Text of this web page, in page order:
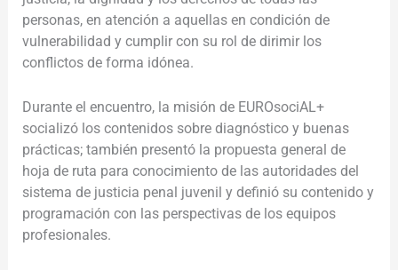
personas, en atención a aquellas en condición de
vulnerabilidad y cumplir con su rol de dirimir los
conflictos de forma idónea.
Durante el encuentro, la misión de EUROsociAL+
socializó los contenidos sobre diagnóstico y buenas
prácticas; también presentó la propuesta general de
hoja de ruta para conocimiento de las autoridades del
sistema de justicia penal juvenil y definió su contenido y
programación con las perspectivas de los equipos
profesionales.